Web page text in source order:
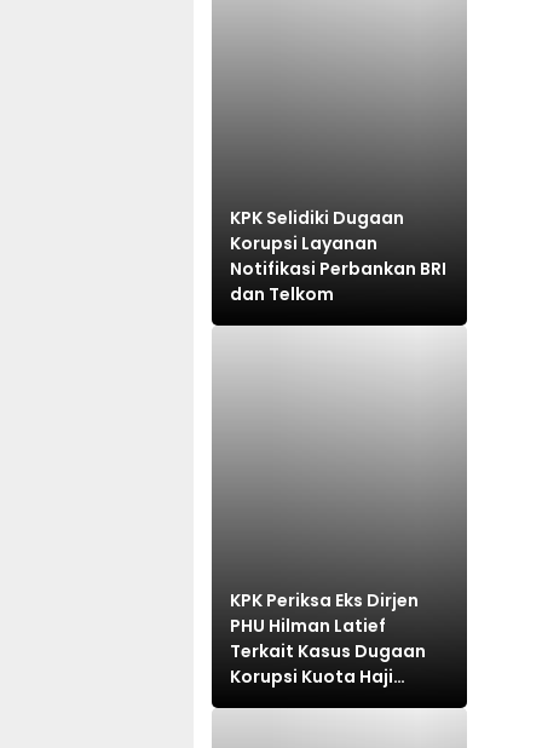
KPK Selidiki Dugaan
Korupsi Layanan
Notifikasi Perbankan BRI
dan Telkom
KPK Periksa Eks Dirjen
PHU Hilman Latief
Terkait Kasus Dugaan
Korupsi Kuota Haji